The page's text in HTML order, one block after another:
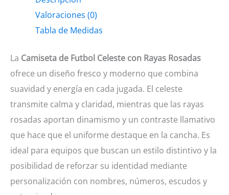
Celeste
Valoraciones (0)
Tabla de Medidas
La Camiseta de Futbol Celeste con Rayas Rosadas
ofrece un diseño fresco y moderno que combina
suavidad y energía en cada jugada. El celeste
transmite calma y claridad, mientras que las rayas
rosadas aportan dinamismo y un contraste llamativo
que hace que el uniforme destaque en la cancha. Es
ideal para equipos que buscan un estilo distintivo y la
posibilidad de reforzar su identidad mediante
personalización con nombres, números, escudos y